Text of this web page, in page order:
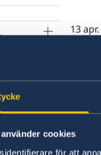
cookies
för att
13